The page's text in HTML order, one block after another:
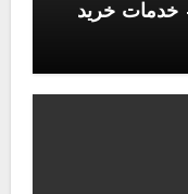
خدمات خرید